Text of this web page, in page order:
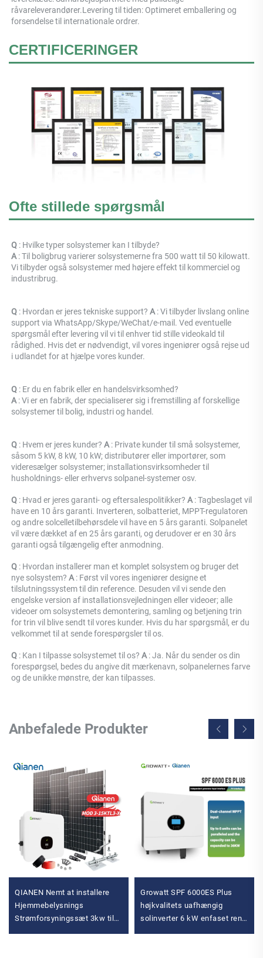
råvareleverandører.Levering til tiden: Optimeret emballering og
forsendelse til internationale ordrer.
CERTIFICERINGER
Ofte stillede spørgsmål
Q : Hvilke typer solsystemer kan I tilbyde?
A : Til boligbrug varierer solsystemerne fra 500 watt til 50 kilowatt.
Vi tilbyder også solsystemer med højere effekt til kommerciel og
industribrug.
Q : Hvordan er jeres tekniske support? A : Vi tilbyder livslang online
support via WhatsApp/Skype/WeChat/e-mail. Ved eventuelle
spørgsmål efter levering vil vi til enhver tid stille videokald til
rådighed. Hvis det er nødvendigt, vil vores ingeniører også rejse ud
i udlandet for at hjælpe vores kunder.
Q : Er du en fabrik eller en handelsvirksomhed?
A : Vi er en fabrik, der specialiserer sig i fremstilling af forskellige
solsystemer til bolig, industri og handel.
Q : Hvem er jeres kunder? A : Private kunder til små solsystemer,
såsom 5 kW, 8 kW, 10 kW; distributører eller importører, som
videresælger solsystemer; installationsvirksomheder til
husholdnings- eller erhvervs solpanel-systemer osv.
Q : Hvad er jeres garanti- og eftersalespolitikker? A : Tagbeslaget vil
have en 10 års garanti. Inverteren, solbatteriet, MPPT-regulatoren
og andre solcelletilbehørsdele vil have en 5 års garanti. Solpanelet
vil være dækket af en 25 års garanti, og derudover er en 30 års
garanti også tilgængelig efter anmodning.
Q : Hvordan installerer man et komplet solsystem og bruger det
nye solsystem? A : Først vil vores ingeniører designe et
tilslutningssystem til din reference. Desuden vil vi sende den
engelske version af installationsvejledningen eller videoer; alle
videoer om solsystemets demontering, samling og betjening trin
for trin vil blive sendt til vores kunder. Hvis du har spørgsmål, er du
velkommet til at sende forespørgsler til os.
Q : Kan I tilpasse solsystemet til os? A : Ja. Når du sender os din
forespørgsel, bedes du angive dit mærkenavn, solpanelernes farve
og de unikke mønstre, der kan tilpasses.
Anbefalede Produkter
QIANEN Nemt at installere
Hjemmebelysnings
Strømforsyningssæt 3kw til
Growatt SPF 6000ES Plus
højkvalitets uafhængig
solinverter 6 kW enfaset ren